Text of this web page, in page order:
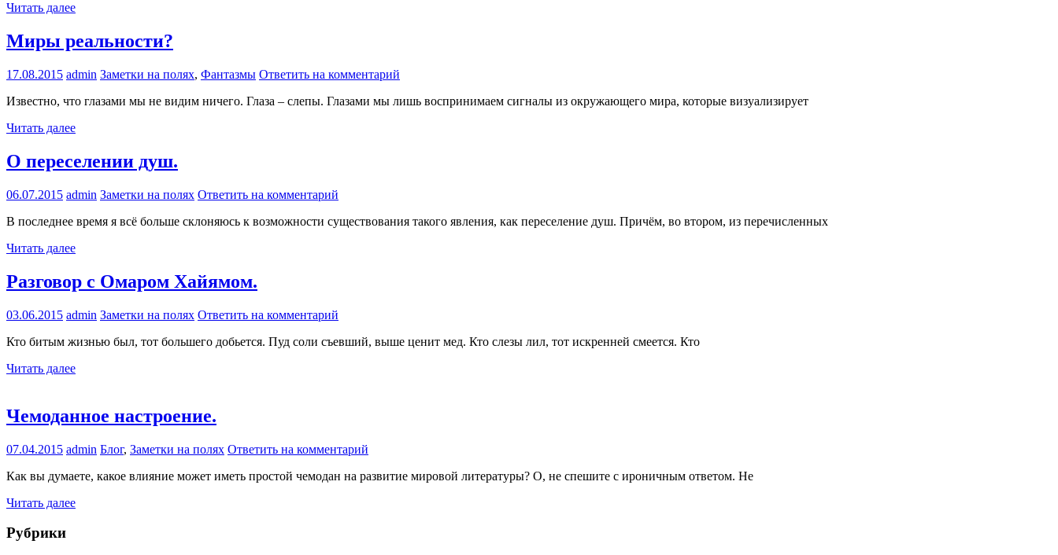
Читать далее
Миры реальности?
17.08.2015 admin Заметки на полях, Фантазмы Ответить на комментарий
Известно, что глазами мы не видим ничего. Глаза – слепы. Глазами мы лишь воспринимаем сигналы из окружающего мира, которые визуализирует
Читать далее
О переселении душ.
06.07.2015 admin Заметки на полях Ответить на комментарий
В последнее время я всё больше склоняюсь к возможности существования такого явления, как переселение душ. Причём, во втором, из перечисленных
Читать далее
Разговор с Омаром Хайямом.
03.06.2015 admin Заметки на полях Ответить на комментарий
Кто битым жизнью был, тот большего добьется. Пуд соли съевший, выше ценит мед. Кто слезы лил, тот искренней смеется. Кто
Читать далее
Чемоданное настроение.
07.04.2015 admin Блог, Заметки на полях Ответить на комментарий
Как вы думаете, какое влияние может иметь простой чемодан на развитие мировой литературы? О, не спешите с ироничным ответом. Не
Читать далее
Рубрики